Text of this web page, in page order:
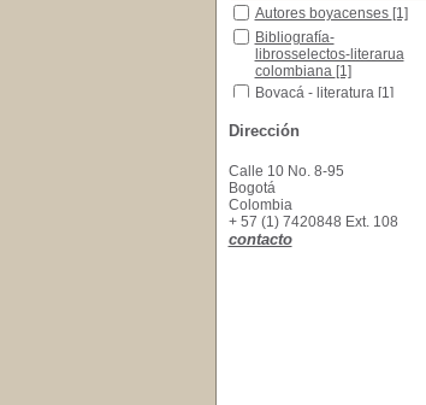
Autores boyacenses
Autores boyacenses [1]
Bibliografía-librosselectos-
Bibliografía-
librosselectos-literarua
colombiana [1]
Boyacá - literatura
Boyacá - literatura [1]
Dirección
Calle 10 No. 8-95
Bogotá
Colombia
+ 57 (1) 7420848 Ext. 108
contacto